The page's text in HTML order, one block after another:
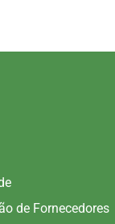
de Fornecedores